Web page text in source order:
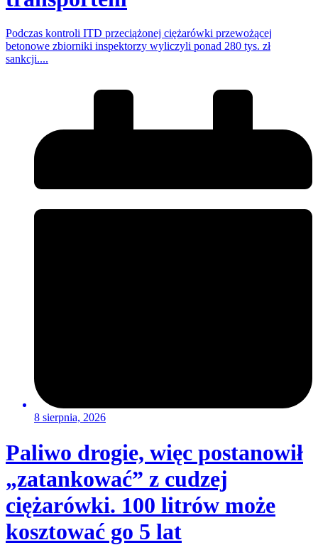
Podczas kontroli ITD przeciążonej ciężarówki przewożącej
betonowe zbiorniki inspektorzy wyliczyli ponad 280 tys. zł
sankcji....
8 sierpnia, 2026
Paliwo drogie, więc postanowił
„zatankować” z cudzej
ciężarówki. 100 litrów może
kosztować go 5 lat